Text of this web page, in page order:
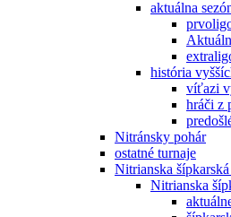
aktuálna
história
víťazi
hráči z
Nitránsky pohár
ostatné turnaje
Nitrianska
Nitrianska